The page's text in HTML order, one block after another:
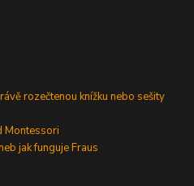
rozečtenou knížku nebo sešity
Montessori
jak funguje Fraus